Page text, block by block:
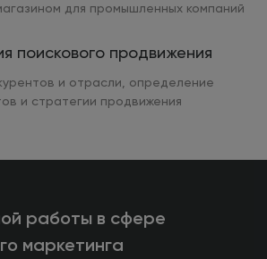
для промышленных компаний
поискового продвижения
и отрасли, определение
и стратегии продвижения
работы в сфере
маркетинга